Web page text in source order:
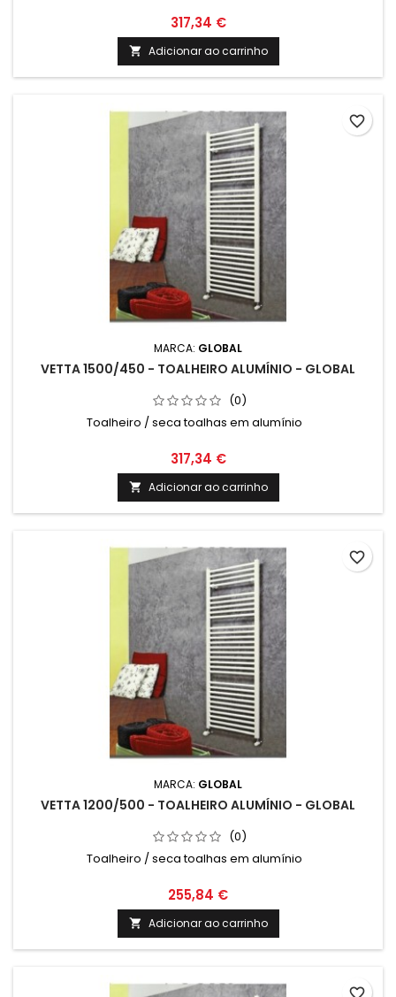
317,34 €
 Adicionar ao carrinho
MARCA: GLOBAL
VETTA 1500/450 - TOALHEIRO ALUMÍNIO - GLOBAL
(0)
Toalheiro / seca toalhas em alumínio
317,34 €
 Adicionar ao carrinho
favorite_border
MARCA: GLOBAL
VETTA 1200/500 - TOALHEIRO ALUMÍNIO - GLOBAL
(0)
Toalheiro / seca toalhas em alumínio
255,84 €
 Adicionar ao carrinho
favorite_border